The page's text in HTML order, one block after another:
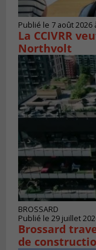
Publié le 7 août 2026
La CCIVRR
Northvolt
BROSSARD
Publié le 29 juillet
Brossard
de